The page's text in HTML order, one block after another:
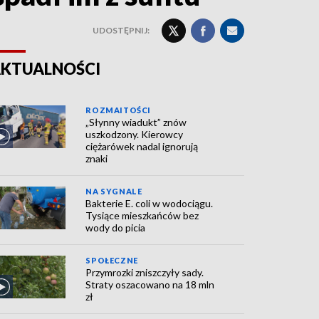
UDOSTĘPNIJ:
ROZMAITOŚCI
„Słynny wiadukt” znów
uszkodzony. Kierowcy
ciężarówek nadal ignorują
znaki
NA SYGNALE
Bakterie E. coli w wodociągu.
Tysiące mieszkańców bez
wody do picia
SPOŁECZNE
Przymrozki zniszczyły sady.
Straty oszacowano na 18 mln
zł